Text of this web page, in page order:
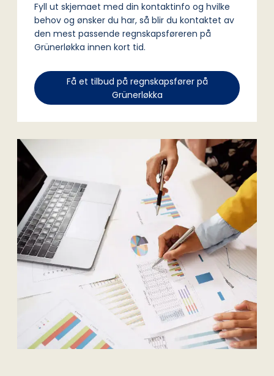
Fyll ut skjemaet med din kontaktinfo og hvilke
behov og ønsker du har, så blir du kontaktet av
den mest passende regnskapsføreren på
Grünerløkka innen kort tid.
Få et tilbud på regnskapsfører på
Grünerløkka